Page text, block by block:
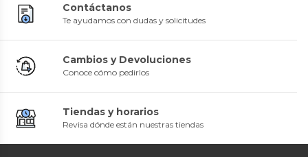
Contáctanos
Te ayudamos con dudas y solicitudes
Cambios y Devoluciones
Conoce cómo pedirlos
Tiendas y horarios
Revisa dónde están nuestras tiendas